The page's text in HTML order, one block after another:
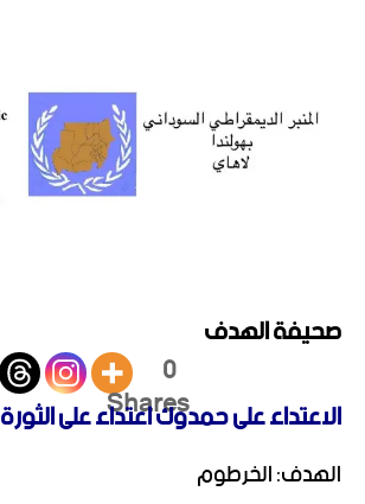
صحيفة الهدف
0
Shares
الاعتداء على حمدوك اعتداء على الثورة
الهدف: الخرطوم